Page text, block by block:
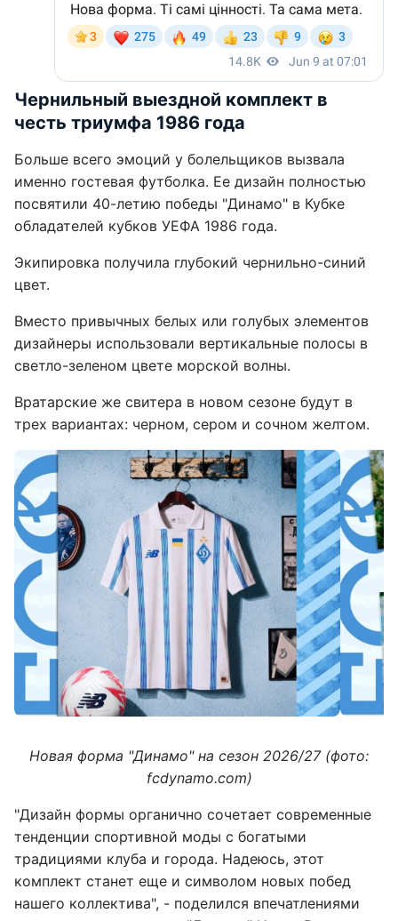
Чернильный выездной комплект в
честь триумфа 1986 года
Больше всего эмоций у болельщиков вызвала
именно гостевая футболка. Ее дизайн полностью
посвятили 40-летию победы "Динамо" в Кубке
обладателей кубков УЕФА 1986 года.
Экипировка получила глубокий чернильно-синий
цвет.
Вместо привычных белых или голубых элементов
дизайнеры использовали вертикальные полосы в
светло-зеленом цвете морской волны.
Вратарские же свитера в новом сезоне будут в
трех вариантах: черном, сером и сочном желтом.
Новая форма "Динамо" на сезон 2026/27 (фото:
fcdynamo.com)
"Дизайн формы органично сочетает современные
тенденции спортивной моды с богатыми
традициями клуба и города. Надеюсь, этот
комплект станет еще и символом новых побед
нашего коллектива", - поделился впечатлениями